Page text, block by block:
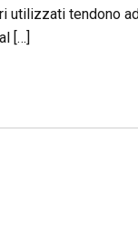
utilizzati tendono
[…]